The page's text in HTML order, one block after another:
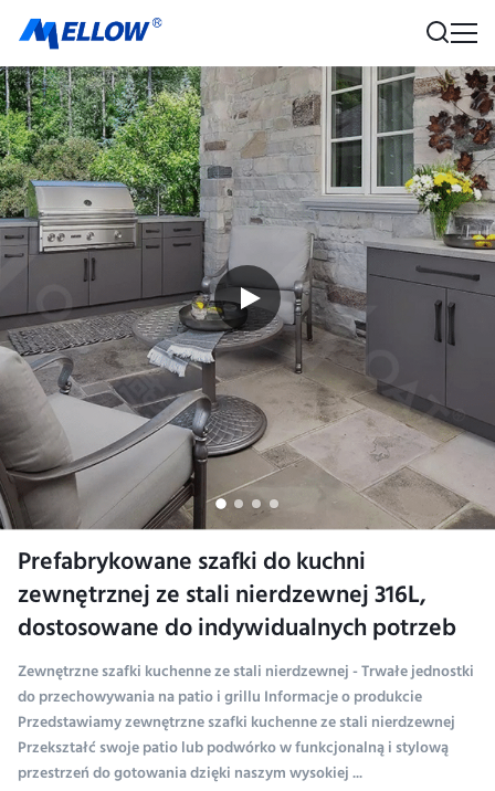
Prefabrykowane szafki do kuchni
zewnętrznej ze stali nierdzewnej 316L,
dostosowane do indywidualnych potrzeb
Zewnętrzne szafki kuchenne ze stali nierdzewnej - Trwałe jednostki
do przechowywania na patio i grillu Informacje o produkcie
Przedstawiamy zewnętrzne szafki kuchenne ze stali nierdzewnej
Przekształć swoje patio lub podwórko w funkcjonalną i stylową
przestrzeń do gotowania dzięki naszym wysokiej ...